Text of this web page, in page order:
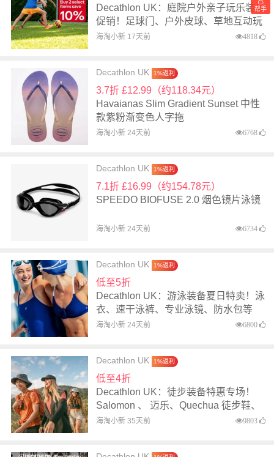
Decathlon UK：庭院户外亲子玩乐装备
促销！足球门、户外皮球、草地互动玩
具
海淘小新 17天前 4818
Decathlon UK 1%返利
3.7折 £12.99（约118.34元）
Havaianas Slim Gradient Sunset 中性
款紫粉渐变色人字拖
海淘小新 24天前 6768
Decathlon UK 1%返利
7.1折 £16.99（约154.78元）
SPEEDO BIOFUSE 2.0 烟色镜片泳镜
海淘小新 24天前 6734
Decathlon UK 1%返利
低至5折
Decathlon UK：游泳装备夏日特卖！泳
衣、速干泳裤、专业泳镜、防水包等
海淘小新 24天前 6800
Decathlon UK 1%返利
低至4折
Decathlon UK：徒步装备特惠专场！
Salomon 、 迈乐、Quechua 徒步鞋、
帐篷背包等
海淘小新 35天前 9803
帮手